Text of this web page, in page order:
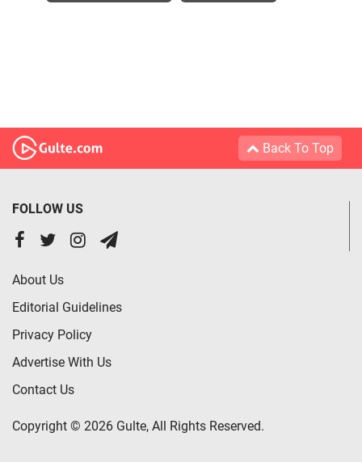
Back To Top
FOLLOW US
About Us
Editorial Guidelines
Privacy Policy
Advertise With Us
Contact Us
Copyright © 2026 Gulte, All Rights Reserved.